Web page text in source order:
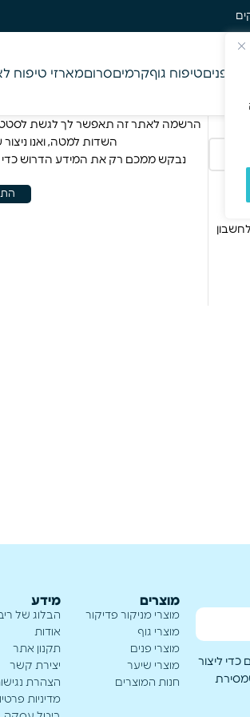
פניםטיפוח גוףקרמיםסרוםמארזי טיפוח
הרשמה לאתר זה תאפשר לך לגשת
השדות למטה, ואנו
נבקש ממכם רק את המידע הדרוש כדי
ליצור
מוצרים
מוצרי מניקור פדיקור
מוצרי גוף
מוצרי פנים
מוצרי שיער
חנות המוצרים
מידע
הבלוג של
אודות
תקנון אתר
יצירת קשר
הצהרת
מדיניות